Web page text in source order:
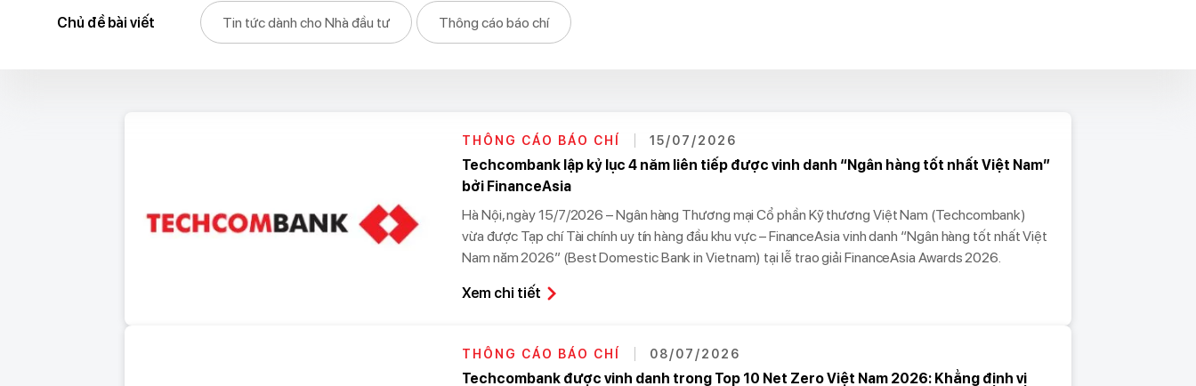
Chủ đề bài viết Tin tức dành cho Nhà đầu tư Thông cáo báo chí
THÔNG CÁO BÁO CHÍ 15/07/2026
Techcombank lập kỷ lục 4 năm liên tiếp được vinh danh “Ngân hàng tốt nhất Việt Nam”
bởi FinanceAsia
Hà Nội, ngày 15/7/2026 – Ngân hàng Thương mại Cổ phần Kỹ thương Việt Nam (Techcombank)
vừa được Tạp chí Tài chính uy tín hàng đầu khu vực – FinanceAsia vinh danh “Ngân hàng tốt nhất Việt
Nam năm 2026” (Best Domestic Bank in Vietnam) tại lễ trao giải FinanceAsia Awards 2026.
Xem chi tiết
THÔNG CÁO BÁO CHÍ 08/07/2026
Techcombank được vinh danh trong Top 10 Net Zero Việt Nam 2026: Khẳng định vị